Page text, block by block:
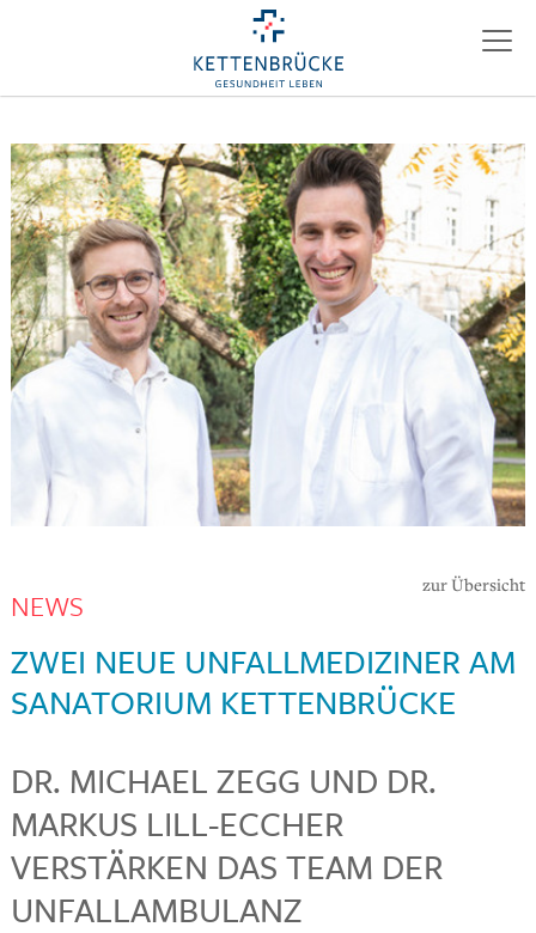
zur Übersicht
NEWS
ZWEI NEUE UNFALLMEDIZINER AM
SANATORIUM KETTENBRÜCKE
DR. MICHAEL ZEGG UND DR.
MARKUS LILL-ECCHER
VERSTÄRKEN DAS TEAM DER
UNFALLAMBULANZ